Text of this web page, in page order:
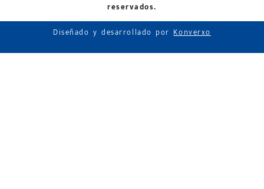
reservados.
Diseñado y desarrollado porKonverxo